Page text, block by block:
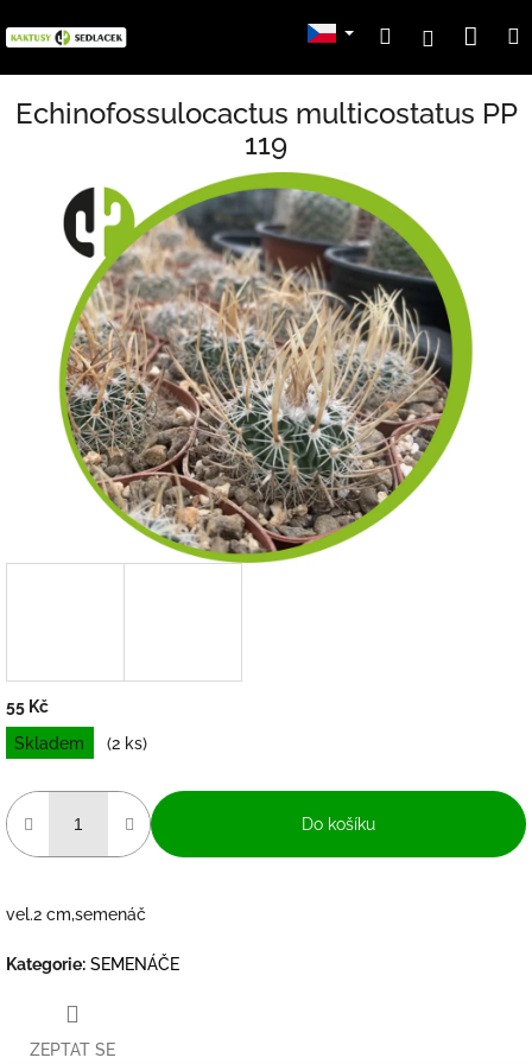
na
HledatPřihlášení
Echinofossulocactus multicostatus PP
119
55 Kč
Měrná
cena:
Skladem (2 ks)
Do košíku
vel.2 cm,semenáč
Kategorie: SEMENÁČE
ZEPTAT SE